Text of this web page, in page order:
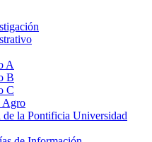
A
B
C
Agro
la Pontificia Universidad